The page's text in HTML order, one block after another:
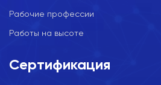
Рабочие профессии
Работы на высоте
Сертификация